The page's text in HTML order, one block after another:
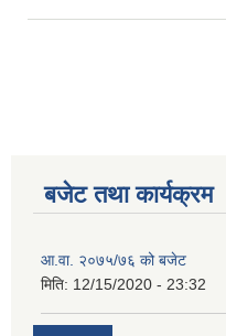
बजेट तथा कार्यक्रम
आ.वा. २०७५/७६ को बजेट
मिति: 12/15/2020 - 23:32